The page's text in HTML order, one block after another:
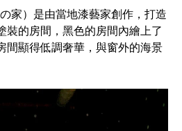
家）是由當地漆藝家創作，打造
裝的房間，黑色的房間內繪上了
間顯得低調奢華，與窗外的海景